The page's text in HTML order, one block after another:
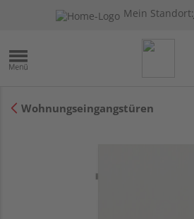
Mein Standort:
Wohnungseingangstüren